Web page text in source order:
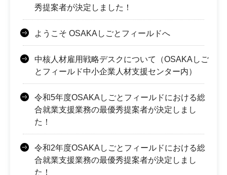
秀提案者が決定しました！
ようこそ OSAKAしごとフィールドへ
中核人材雇用戦略デスクについて（OSAKAしご
とフィールド中小企業人材支援センター内）
令和5年度OSAKAしごとフィールドにおける総
合就業支援業務の最優秀提案者が決定しまし
た！
令和2年度OSAKAしごとフィールドにおける総
合就業支援業務の最優秀提案者が決定しまし
た！